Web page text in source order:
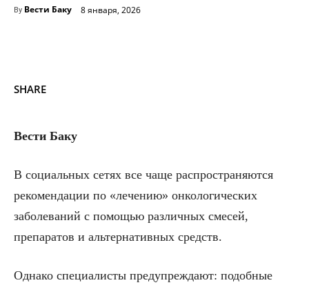
By Вести Баку 8 января, 2026
SHARE
Вести Баку
В социальных сетях все чаще распространяются
рекомендации по «лечению» онкологических
заболеваний с помощью различных смесей,
препаратов и альтернативных средств.
Однако специалисты предупреждают: подобные